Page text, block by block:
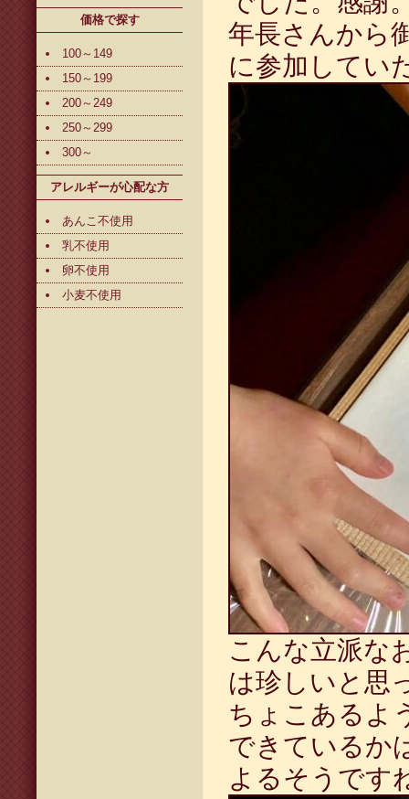
価格で探す
100～149
150～199
200～249
250～299
300～
アレルギーが心配な方
あんこ不使用
乳不使用
卵不使用
小麦不使用
年長さんから
に参加してい
こんな立派な
は珍しいと思
ちょこあるよ
できているか
よるそうです